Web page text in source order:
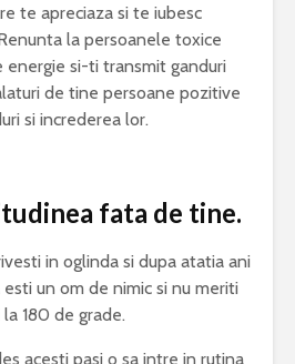
te apreciaza si te iubesc
la persoanele toxice
energie si-ti transmit ganduri
de tine persoane pozitive
si increderea lor.
fata de tine.
in oglinda si dupa atatia ani
un om de nimic si nu meriti
180 de grade.
acesti pasi o sa intre in rutina